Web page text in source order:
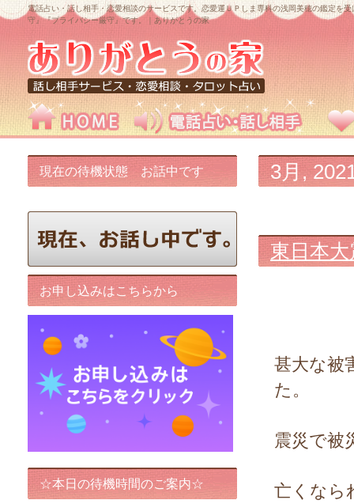
電話占い・話し相手・恋愛相談のサービスです。恋愛運ＵＰしま専科の浅岡美穂の鑑定
守』『プライバシー厳守』です。｜ありがとうの家
3月,
東日本
甚大な被
た。
震災で被
亡くなら
現在の待機状態 お話中です
お申し込みはこちらから
☆本日の待機時間のご案内☆